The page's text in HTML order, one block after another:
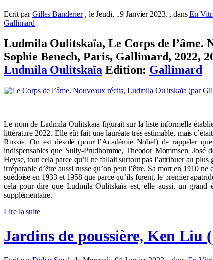
Ecrit parGilles Banderier, le Jeudi, 19 Janvier 2023. , dans En
Gallimard
Ludmila Oulitskaïa, Le Corps de l’âme.
Sophie Benech, Paris, Gallimard, 2022,
Ludmila Oulitskaïa Edition: Gallimard
Le nom de Ludmila Oulitskaïa figurait sur la liste informelle
littérature 2022. Elle eût fait une lauréate très estimable, mais
Russie. On est désolé (pour l’Académie Nobel) de rappeler
indispensables que Sully-Prudhomme, Theodor Mommsen,
Heyse, tout cela parce qu’il ne fallait surtout pas l’attribuer au
irréparable d’être aussi russe qu’on peut l’être. Sa mort en 1910
suédoise en 1933 et 1958 que parce qu’ils furent, le premier
cela pour dire que Ludmila Oulitskaïa est, elle aussi, un grand
supplémentaire.
Lire la suite
Jardins de poussière, Ken Liu